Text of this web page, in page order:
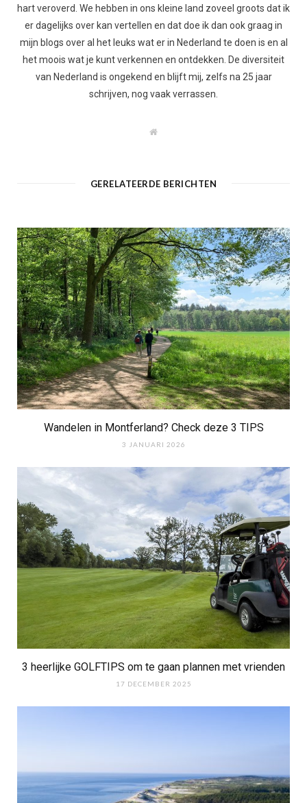
hart veroverd. We hebben in ons kleine land zoveel groots dat ik
er dagelijks over kan vertellen en dat doe ik dan ook graag in
mijn blogs over al het leuks wat er in Nederland te doen is en al
het moois wat je kunt verkennen en ontdekken. De diversiteit
van Nederland is ongekend en blijft mij, zelfs na 25 jaar
schrijven, nog vaak verrassen.
W
e
GERELATEERDE BERICHTEN
Wandelen in Montferland? Check deze 3 TIPS
3 JANUARI 2026
3 heerlijke GOLFTIPS om te gaan plannen met vrienden
17 DECEMBER 2025